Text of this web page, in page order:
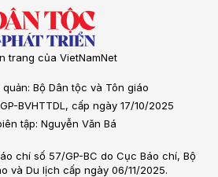
trang của VietNamNet
Bộ Dân tộc và Tôn giáo
BVHTTDL, cấp ngày 17/10/2025
tập: Nguyễn Văn Bá
chí số 57/GP-BC do Cục Báo chí, Bộ
và Du lịch cấp ngày 06/11/2025.